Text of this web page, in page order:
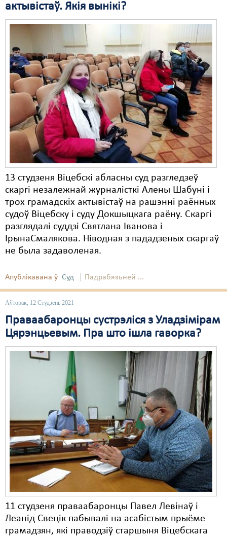
актывістаў. Якія вынікі?
13 студзеня Віцебскі абласны суд разгледзеў
скаргі незалежнай журналісткі Алены Шабуні і
трох грамадскіх актывістаў на рашэнні раённых
судоў Віцебску і суду Докшыцкага раёну. Скаргі
разглядалі суддзі Святлана Іванова і
ІрынаСмалякова. Ніводная з пададзеных скаргаў
не была задаволеная.
Апублікавана ў Суд Падрабязьней ...
Аўторак, 12 Студзень 2021
Праваабаронцы сустрэліся з Уладзімірам
Цярэнцьевым. Пра што ішла гаворка?
11 студзеня праваабаронцы Павел Левінаў і
Леанід Свецік пабывалі на асабістым прыёме
грамадзян, які праводзіў старшыня Віцебскага